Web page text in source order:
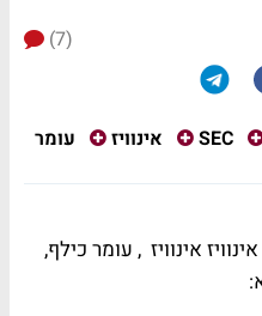
(7)
SEC אינוויז
עומר
אינוויז , עומר כילף,